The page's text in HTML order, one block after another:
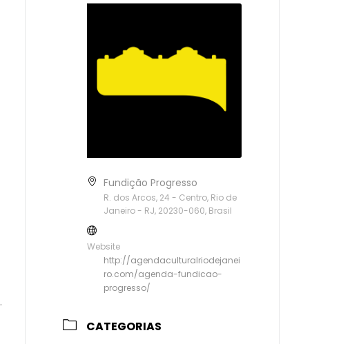
.
Fundição Progresso
R. dos Arcos, 24 - Centro, Rio de
Janeiro - RJ, 20230-060, Brasil
Website
http://agendaculturalriodejanei
ro.com/agenda-fundicao-
progresso/
CATEGORIAS